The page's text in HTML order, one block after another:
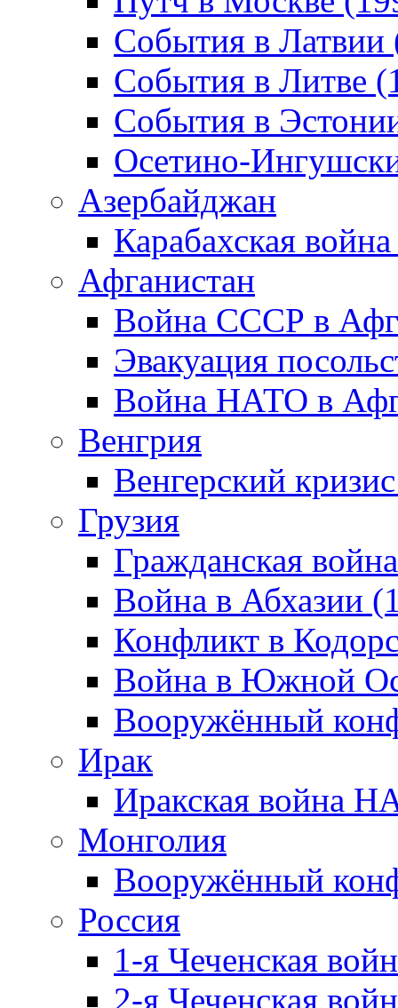
События в Латвии
События в Литве
События в
Осетино-
Азербайджан
Карабахская
Афганистан
Война СССР в
Эвакуация
Война НАТО в
Венгрия
Венгерский
Грузия
Гражданская
Война в Абхазии
Конфликт в
Война в Южной
Вооружённый
Ирак
Иракская война
Монголия
Вооружённый
Россия
1-я Чеченская
2-я Чеченская